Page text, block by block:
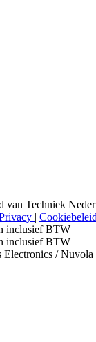
| Cookiebeleid
inclusief BTW
inclusief BTW
/